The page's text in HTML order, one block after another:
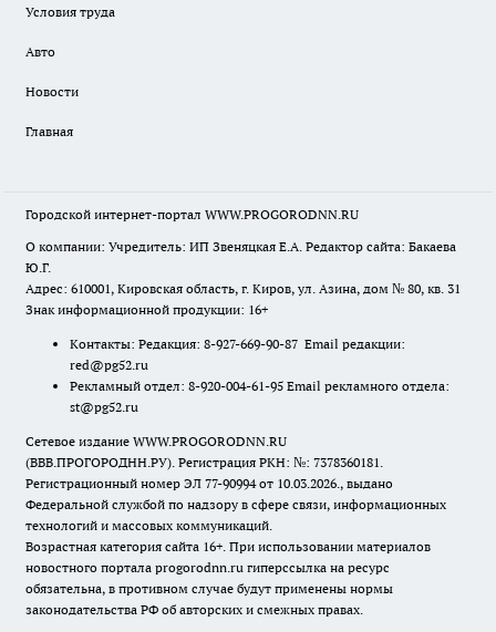
Условия труда
Авто
Новости
Главная
Городской интернет-портал WWW.PROGORODNN.RU
О компании: Учредитель: ИП Звеняцкая Е.А. Редактор сайта: Бакаева
Ю.Г.
Адрес: 610001, Кировская область, г. Киров, ул. Азина, дом № 80, кв. 31
Знак информационной продукции: 16+
Контакты: Редакция: 8-927-669-90-87 Email редакции:
red@pg52.ru
Рекламный отдел: 8-920-004-61-95 Email рекламного отдела:
st@pg52.ru
Сетевое издание WWW.PROGORODNN.RU
(ВВВ.ПРОГОРОДНН.РУ). Регистрация РКН: №: 7378360181.
Регистрационный номер ЭЛ 77-90994 от 10.03.2026., выдано
Федеральной службой по надзору в сфере связи, информационных
технологий и массовых коммуникаций.
Возрастная категория сайта 16+. При использовании материалов
новостного портала progorodnn.ru гиперссылка на ресурс
обязательна, в противном случае будут применены нормы
законодательства РФ об авторских и смежных правах.